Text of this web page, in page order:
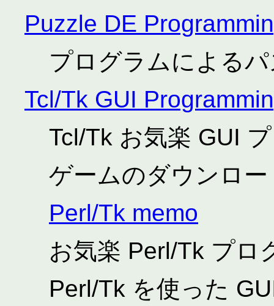
Puzzle DE
プログラムによる
Tcl/Tk GUI
Tcl/Tk お気楽 GUI
ゲームのダウンロー
Perl/Tk memo
お気楽 Perl/Tk プロ
Perl/Tk を使った